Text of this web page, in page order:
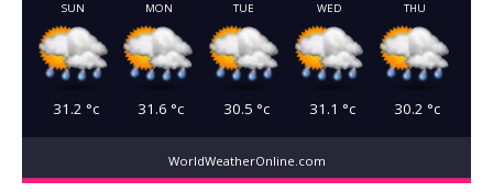
SUN
31.2 °c
MON
31.6 °c
TUE
30.5 °c
WED
31.1 °c
THU
30.2 °c
WorldWeatherOnline.com